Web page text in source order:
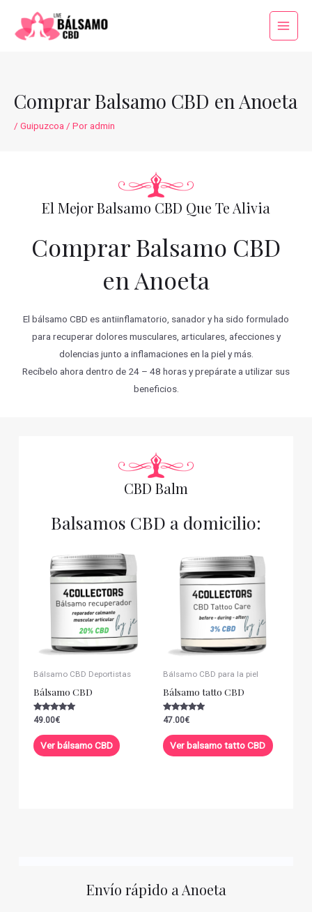
contenido
Main
Comprar Balsamo CBD en Anoeta
/ Guipuzcoa / Poradmin
El Mejor Balsamo CBD Que Te Alivia
Comprar Balsamo CBD
en Anoeta
El bálsamo CBD es antiinflamatorio, sanador y ha sido formulado
para recuperar dolores musculares, articulares, afecciones y
dolencias junto a inflamaciones en la piel y más.
Recíbelo ahora dentro de 24 – 48 horas y prepárate a utilizar sus
beneficios.
CBD Balm
Balsamos CBD a domicilio:
Bálsamo CBD Deportistas
Bálsamo CBD
Valorado con
de 5
49.00€
Ver bálsamo CBD
Bálsamo CBD para la piel
Bálsamo tatto CBD
Valorado con
de 5
47.00€
Ver balsamo tatto CBD
Envío rápido a Anoeta